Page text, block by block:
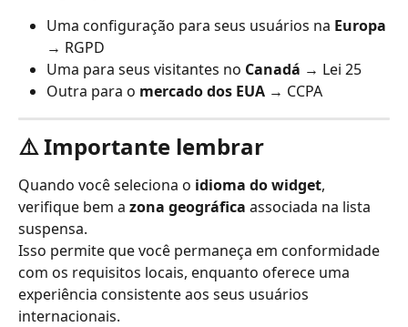
Uma configuração para seus usuários na Europa
→ RGPD
Uma para seus visitantes no Canadá → Lei 25
Outra para o mercado dos EUA → CCPA
⚠️ Importante lembrar
Quando você seleciona o idioma do widget,
verifique bem a zona geográfica associada na lista
suspensa.
Isso permite que você permaneça em conformidade
com os requisitos locais, enquanto oferece uma
experiência consistente aos seus usuários
internacionais.